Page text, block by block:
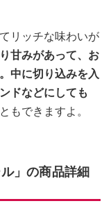
リッチな味わいが
甘みがあって、お
中に切り込みを入
ドなどにしても
もできますよ。
」の商品詳細